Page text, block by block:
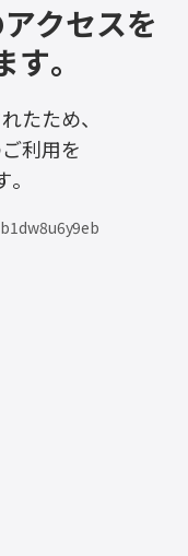
クセスを
。
たため、
利用を